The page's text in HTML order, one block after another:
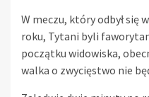
W meczu, który odbył się
roku, Tytani byli
początku widowiska,
walka o zwycięstwo nie